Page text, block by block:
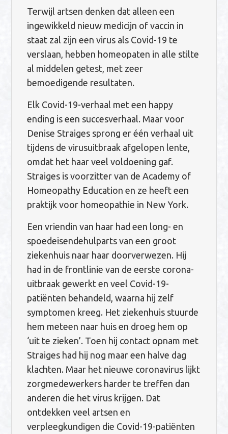
Terwijl artsen denken dat alleen een
ingewikkeld nieuw medicijn of vaccin in
staat zal zijn een virus als Covid-19 te
verslaan, hebben homeopaten in alle stilte
al middelen getest, met zeer
bemoedigende resultaten.
Elk Covid-19-verhaal met een happy
ending is een succesverhaal. Maar voor
Denise Straiges sprong er één verhaal uit
tijdens de virusuitbraak afgelopen lente,
omdat het haar veel voldoening gaf.
Straiges is voorzitter van de Academy of
Homeopathy Education en ze heeft een
praktijk voor homeopathie in New York.
Een vriendin van haar had een long- en
spoedeisendehulparts van een groot
ziekenhuis naar haar doorverwezen. Hij
had in de frontlinie van de eerste corona-
uitbraak gewerkt en veel Covid-19-
patiënten behandeld, waarna hij zelf
symptomen kreeg. Het ziekenhuis stuurde
hem meteen naar huis en droeg hem op
‘uit te zieken’. Toen hij contact opnam met
Straiges had hij nog maar een halve dag
klachten. Maar het nieuwe coronavirus lijkt
zorgmedewerkers harder te treffen dan
anderen die het virus krijgen. Dat
ontdekken veel artsen en
verpleegkundigen die Covid-19-patiënten